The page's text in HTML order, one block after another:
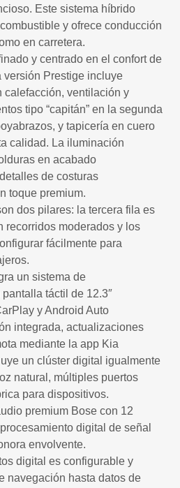
Este sistema híbrido
y ofrece conducción
en carretera.
y centrado en el confort de
versión Prestige incluye
calefacción, ventilación y
tipo “capitán” en la segunda
y tapicería en cuero
calidad. La iluminación
en acabado
de costuras
toque premium.
dos pilares: la tercera fila es
recorridos moderados y los
fácilmente para
un sistema de
táctil de 12.3″
y Android Auto
integrada, actualizaciones
mediante la app Kia
un clúster digital igualmente
natural, múltiples puertos
para dispositivos.
premium Bose con 12
digital de señal
envolvente.
digital es configurable y
navegación hasta datos de